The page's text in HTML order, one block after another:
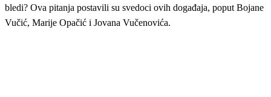
bledi? Ova pitanja postavili su svedoci ovih događaja, poput Bojane
Vučić, Marije Opačić i Jovana Vučenovića.